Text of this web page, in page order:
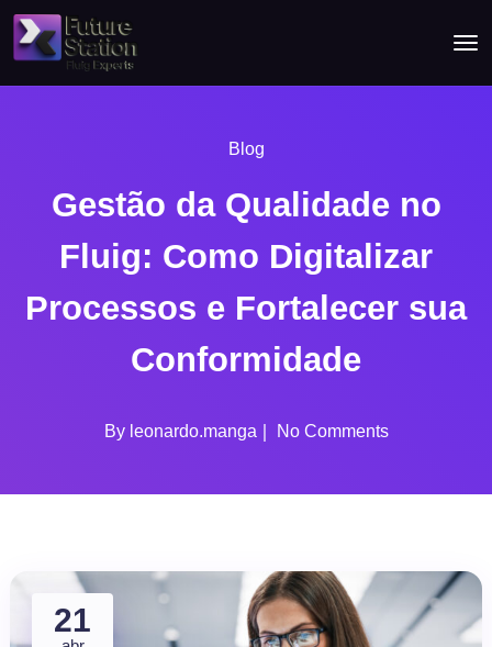
Blog
Gestão da Qualidade no
Fluig: Como Digitalizar
Processos e Fortalecer sua
Conformidade
By leonardo.manga No Comments
21